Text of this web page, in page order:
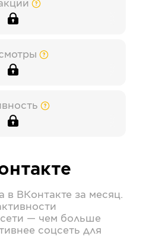
в ВКонтакте за месяц.
— чем больше
соцсеть для